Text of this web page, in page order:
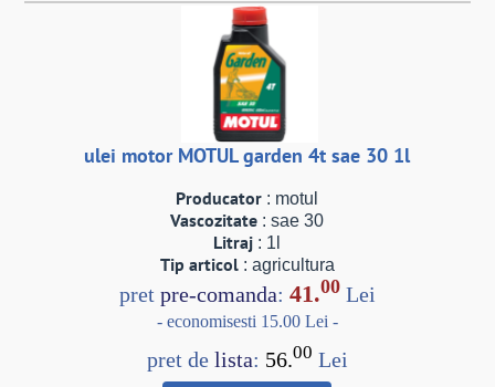
ulei motor MOTUL garden 4t sae 30 1l
Producator : motul
Vascozitate : sae 30
Litraj : 1l
Tip articol: agricultura
pret pre-comanda: 41.00Lei
- economisesti 15.00 Lei -
pret de lista: 56. 00 Lei